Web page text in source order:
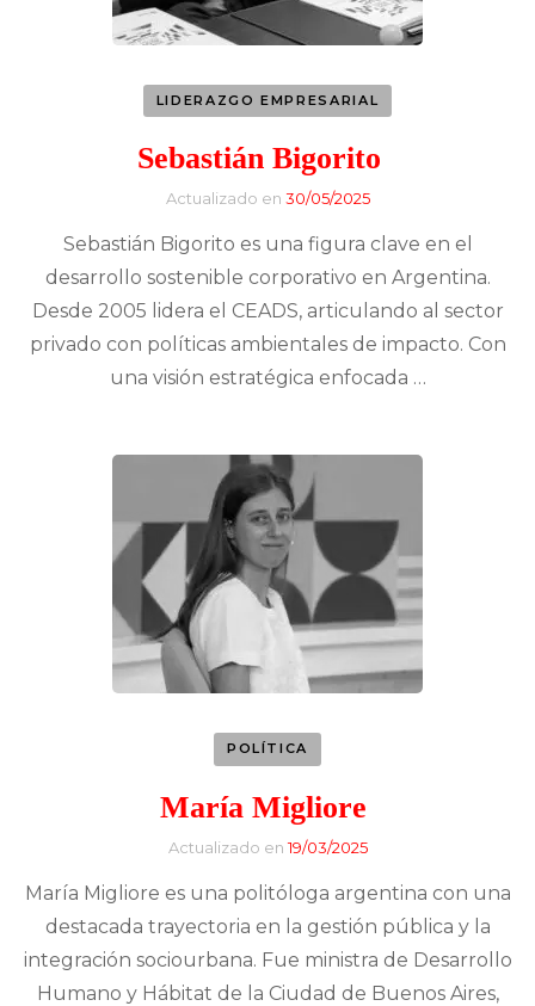
LIDERAZGO EMPRESARIAL
Sebastián Bigorito
Actualizado en 30/05/2025
Sebastián Bigorito es una figura clave en el
desarrollo sostenible corporativo en Argentina.
Desde 2005 lidera el CEADS, articulando al sector
privado con políticas ambientales de impacto. Con
una visión estratégica enfocada …
POLÍTICA
María Migliore
Actualizado en19/03/2025
María Migliore es una politóloga argentina con una
destacada trayectoria en la gestión pública y la
integración sociourbana. Fue ministra de Desarrollo
Humano y Hábitat de la Ciudad de Buenos Aires,